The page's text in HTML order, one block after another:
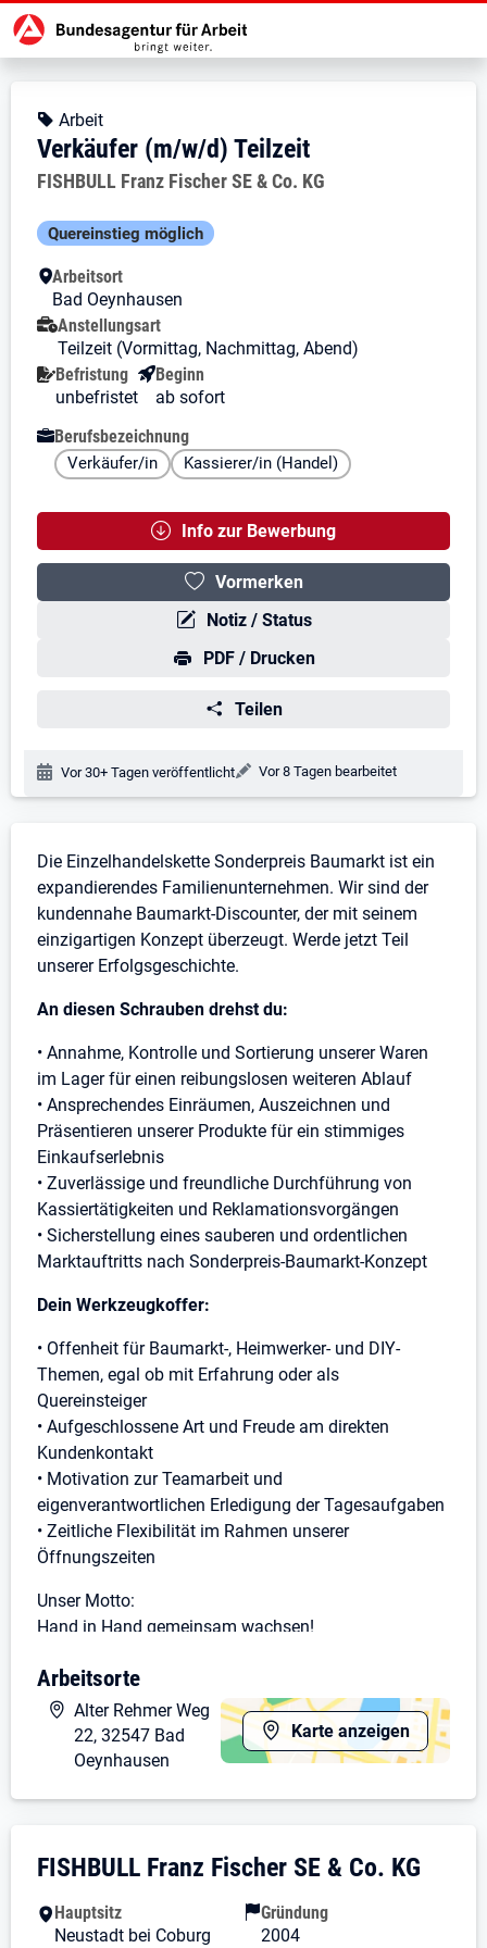
Zur Jobsuche Startseite
Stellendetails zu: Verkäufer (m/
Verkäufer (m/w/d) Teilzeit
Verkäufer (m/w/d) Teilzeit
Kopfbereich
Angebotsart:
Arbeit
Verkäufer (m/w/d) Teilzeit
Arbeitgeber:
FISHBULL Franz Fischer SE & Co. KG
Besondere Merkmale
Quereinstieg möglich
Arbeitsort
Bad Oeynhausen
Anstellungsart
Teilzeit (Vormittag, Nachmittag, Abend)
Befristung
unbefristet
Beginn
ab sofort
Berufsbezeichnung
Verkäufer/in Kassierer/in (Handel)
Info zur Bewerbung
Vormerken
Notiz / Status
PDF / Drucken
Teilen
Veröffentlichungsdatum:
Vor 30+ Tagen veröffentlicht Änderungsdatum:
Vor 8 Tagen bearbeitet
Stellenbeschreibung
Die Einzelhandelskette Sonderpreis Baumarkt ist ein
expandierendes Familienunternehmen. Wir sind der
kundennahe Baumarkt-Discounter, der mit seinem
einzigartigen Konzept überzeugt. Werde jetzt Teil
unserer Erfolgsgeschichte.
An diesen Schrauben drehst du:
• Annahme, Kontrolle und Sortierung unserer Waren
im Lager für einen reibungslosen weiteren Ablauf
• Ansprechendes Einräumen, Auszeichnen und
Präsentieren unserer Produkte für ein stimmiges
Einkaufserlebnis
• Zuverlässige und freundliche Durchführung von
Kassiertätigkeiten und Reklamationsvorgängen
• Sicherstellung eines sauberen und ordentlichen
Marktauftritts nach Sonderpreis-Baumarkt-Konzept
Dein Werkzeugkoffer:
• Offenheit für Baumarkt-, Heimwerker- und DIY-
Themen, egal ob mit Erfahrung oder als
Quereinsteiger
• Aufgeschlossene Art und Freude am direkten
Kundenkontakt
• Motivation zur Teamarbeit und
eigenverantwortlichen Erledigung der Tagesaufgaben
• Zeitliche Flexibilität im Rahmen unserer
Öffnungszeiten
Unser Motto:
Hand in Hand gemeinsam wachsen!
Bewirb dich bequem online auf unserer Homepage
www.sonderpreis-
baumarkt.com/karriere/stellenangebote/oder per E-
Mail an bewerbung@sonderpreis-baumarkt.de.
Bitte beachte, dass wir aus Sicherheitsgründen weder
und schriftliche Bewerbungen nicht zurückgesendet
werden.
Arbeitsorte
Karte anzeigen
Alter Rehmer Weg
22, 32547 Bad
Oeynhausen
Unternehmensdarstellung: FISHBULL
FISHBULL Franz Fischer SE & Co. KG
Hauptsitz
Neustadt bei Coburg
Gründung
2004